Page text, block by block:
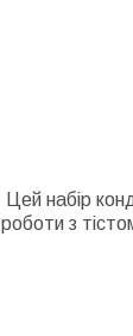
Цей набір
роботи з